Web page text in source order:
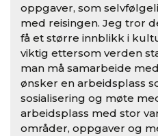
oppgaver, som
med reisingen. Jeg tror
få et større innblikk i
viktig ettersom verden
man må samarbeide
ønsker en arbeidsplass
sosialisering og møte
arbeidsplass med stor
områder, oppgaver og